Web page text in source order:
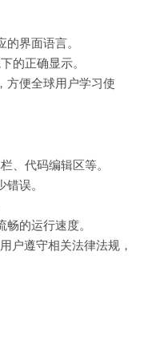
界面语言。
的正确显示。
方便全球用户学习使
、代码编辑区等。
误。
的运行速度。
户遵守相关法律法规，